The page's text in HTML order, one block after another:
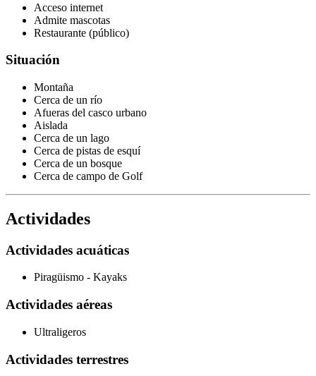
Acceso internet
Admite mascotas
Restaurante (público)
Situación
Montaña
Cerca de un río
Afueras del casco urbano
Aislada
Cerca de un lago
Cerca de pistas de esquí
Cerca de un bosque
Cerca de campo de Golf
Actividades
Actividades acuáticas
Piragüismo - Kayaks
Actividades aéreas
Ultraligeros
Actividades terrestres